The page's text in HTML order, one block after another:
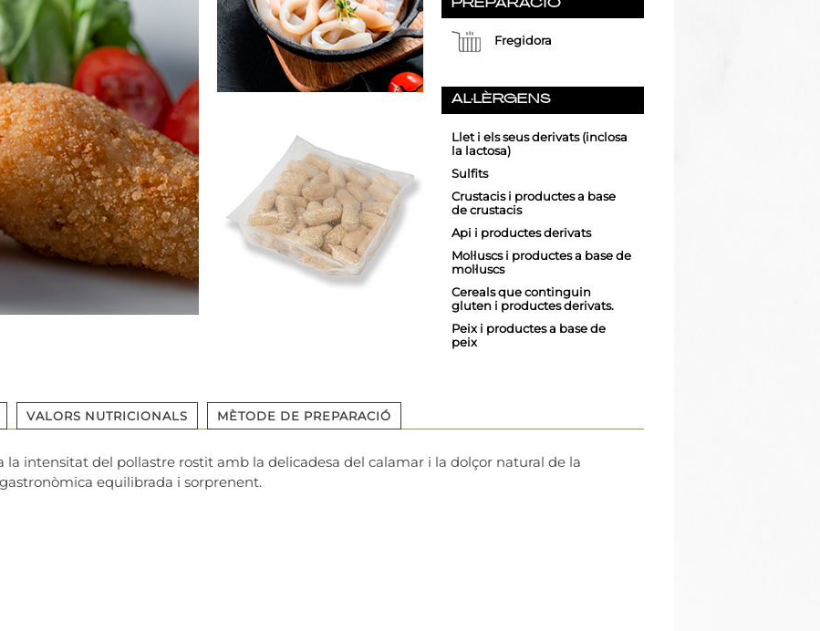
PREPARACIÓ
Fregidora
AL·LÈRGENS
Llet i els seus derivats (inclosa
la lactosa)
Sulfits
Crustacis i productes a base
de crustacis
Api i productes derivats
Mol·luscs i productes a base de
mol·luscs
Cereals que continguin
gluten i productes derivats.
Peix i productes a base de
peix
VALORS NUTRICIONALS MÈTODE DE PREPARACIÓ
intensitat del pollastre rostit amb la delicadesa del calamar i la dolçor natural de la
equilibrada i sorprenent.